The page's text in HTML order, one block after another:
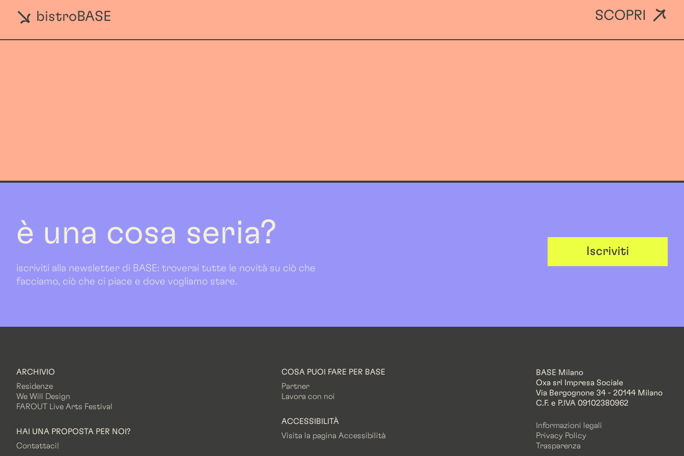
bistroBASE SCOPRI
è una cosa seria?
iscriviti alla newsletter di BASE: troverai tutte le novità su ciò che
facciamo, ciò che ci piace e dove vogliamo stare.
Iscriviti
ARCHIVIO
Residenze
We Will Design
FAROUT Live Arts Festival
HAI UNA PROPOSTA PER NOI?
Contattaci!
COSA PUOI FARE PER BASE
Partner
Lavora con noi
ACCESSIBILITÀ
Visita la pagina Accessibilità
BASE Milano
Oxa srl Impresa Sociale
Via Bergognone 34 - 20144 Milano
C.F. e P.IVA 09102380962
Informazioni legali
Privacy Policy
Trasparenza